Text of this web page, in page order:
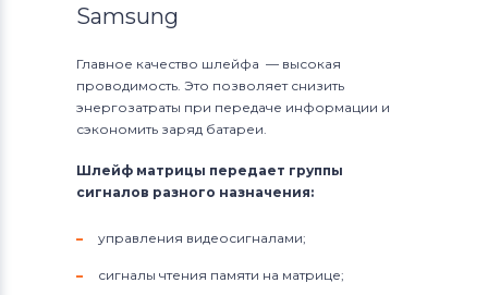
Samsung
Главное качество шлейфа — высокая
проводимость. Это позволяет снизить
энергозатраты при передаче информации и
сэкономить заряд батареи.
Шлейф матрицы передает группы
сигналов разного назначения:
управления видеосигналами;
сигналы чтения памяти на матрице;